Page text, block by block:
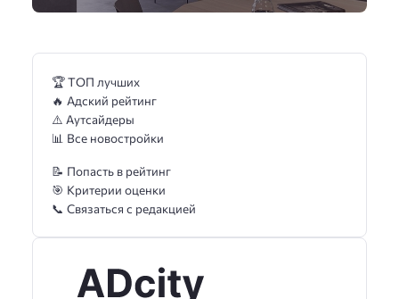
🏆 ТОП лучших
🔥 Адский рейтинг
⚠️ Аутсайдеры
📊 Все новостройки
📝 Попасть в рейтинг
🎯 Критерии оценки
📞 Связаться с редакцией